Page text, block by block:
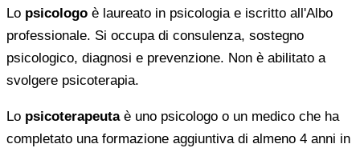
Lo psicologo è laureato in psicologia e iscritto all'Albo
professionale. Si occupa di consulenza, sostegno
psicologico, diagnosi e prevenzione. Non è abilitato a
svolgere psicoterapia.
Lo psicoterapeutaè uno psicologo o un medico che ha
completato una formazione aggiuntiva di almeno 4 anni in